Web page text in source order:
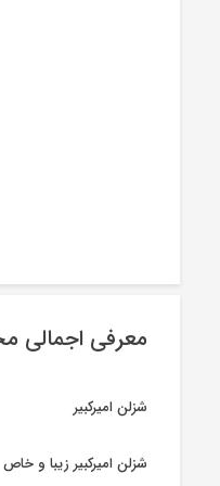
معرفی اجمالی
شزلن امیرکبیر
شزلن امیرکبیر زیبا و خاص